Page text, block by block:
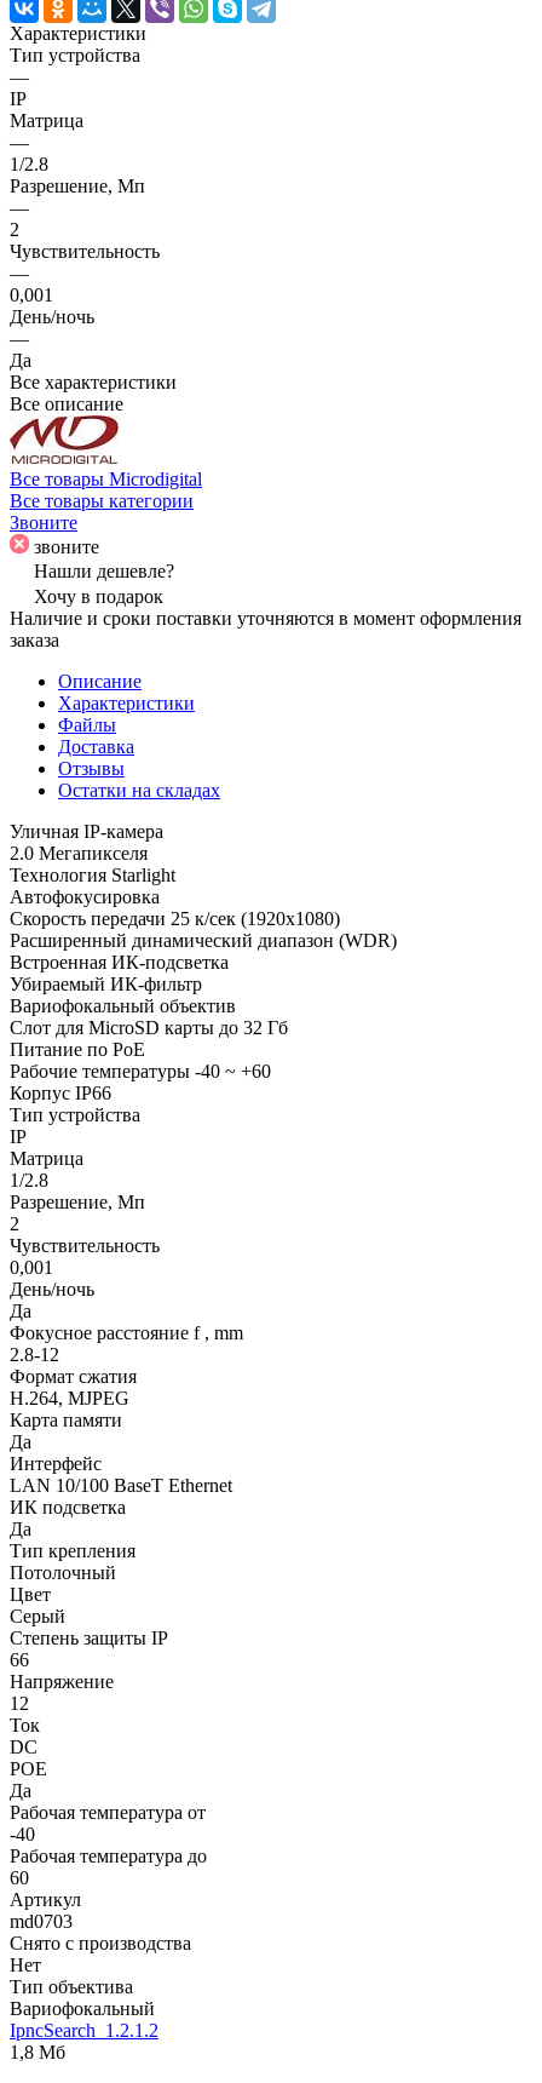
Характеристики
Тип устройства
—
IP
Матрица
—
1/2.8
Разрешение, Мп
—
2
Чувствительность
—
0,001
День/ночь
—
Да
Все характеристики
Все описание
Все товары Microdigital
Все товары категории
Звоните
звоните
Нашли дешевле?
Хочу в подарок
Наличие и сроки поставки уточняются в момент оформления
заказа
Описание
Характеристики
Файлы
Доставка
Отзывы
Остатки на складах
Уличная IP-камера
2.0 Мегапикселя
Технология Starlight
Автофокусировка
Скорость передачи 25 к/сек (1920х1080)
Расширенный динамический диапазон (WDR)
Встроенная ИК-подсветка
Убираемый ИК-фильтр
Вариофокальный объектив
Слот для MicroSD карты до 32 Гб
Питание по PoE
Рабочие температуры -40 ~ +60
Корпус IP66
Тип устройства
IP
Матрица
1/2.8
Разрешение, Мп
2
Чувствительность
0,001
День/ночь
Да
Фокусное расстояние f , mm
2.8-12
Формат сжатия
H.264, MJPEG
Карта памяти
Да
Интерфейс
LAN 10/100 BaseT Ethernet
ИК подсветка
Да
Тип крепления
Потолочный
Цвет
Серый
Степень защиты IP
66
Напряжение
12
Ток
DC
POE
Да
Рабочая температура от
-40
Рабочая температура до
60
Артикул
md0703
Снято с производства
Нет
Тип объектива
Вариофокальный
IpncSearch_1.2.1.2
1,8 Мб